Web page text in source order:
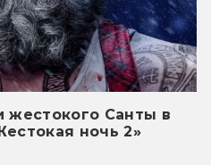
жестокого Санты в
ночь 2»